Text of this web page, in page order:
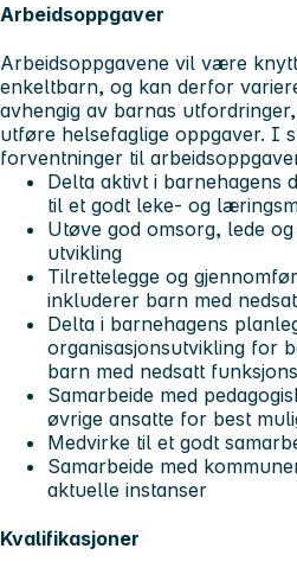
Arbeidsoppgaver
Arbeidsoppgavene vil være
enkeltbarn, og kan derfor
avhengig av barnas
utføre helsefaglige oppgaver. I
forventninger til
Delta aktivt i barnehagens
til et godt leke- og
Utøve god omsorg, lede
utvikling
Tilrettelegge og
inkluderer barn med
Delta i barnehagens
organisasjonsutvikling for
barn med nedsatt
Samarbeide med
øvrige ansatte for best
Medvirke til et godt
Samarbeide med
aktuelle instanser
Kvalifikasjoner